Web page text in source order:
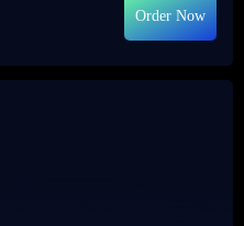
Order Now